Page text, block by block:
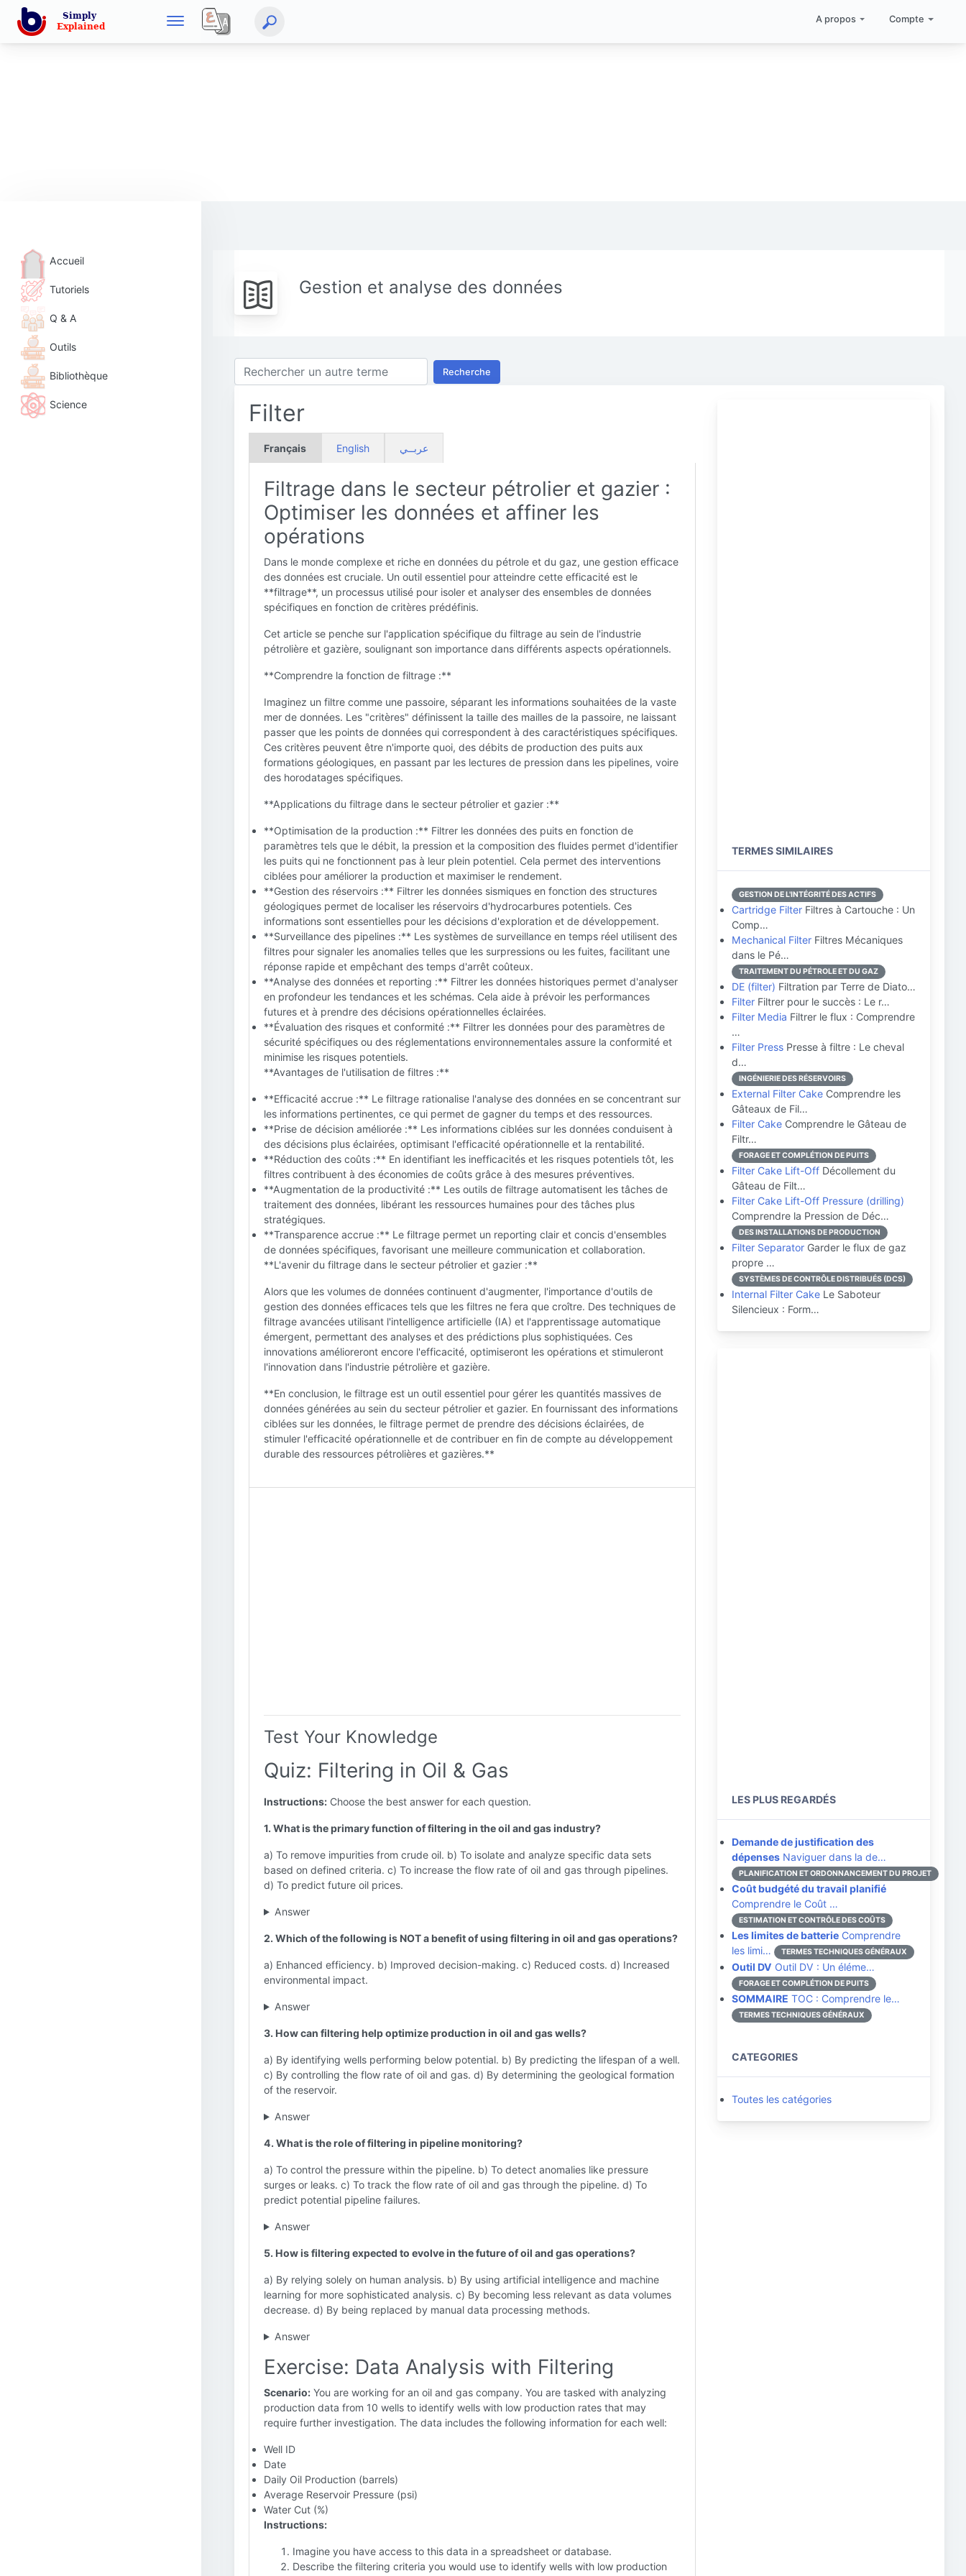
A propos Compte
Accueil
Tutoriels
Q & A
Outils
Bibliothèque
Science
Gestion et analyse des données
Recherche
Filter
Français English عربــي
Filtrage dans le secteur pétrolier et gazier :
Optimiser les données et affiner les
opérations
Dans le monde complexe et riche en données du pétrole et du gaz, une gestion efficace
des données est cruciale. Un outil essentiel pour atteindre cette efficacité est le
**filtrage**, un processus utilisé pour isoler et analyser des ensembles de données
spécifiques en fonction de critères prédéfinis.
Cet article se penche sur l'application spécifique du filtrage au sein de l'industrie
pétrolière et gazière, soulignant son importance dans différents aspects opérationnels.
**Comprendre la fonction de filtrage :**
Imaginez un filtre comme une passoire, séparant les informations souhaitées de la vaste
mer de données. Les "critères" définissent la taille des mailles de la passoire, ne laissant
passer que les points de données qui correspondent à des caractéristiques spécifiques.
Ces critères peuvent être n'importe quoi, des débits de production des puits aux
formations géologiques, en passant par les lectures de pression dans les pipelines, voire
des horodatages spécifiques.
**Applications du filtrage dans le secteur pétrolier et gazier :**
**Optimisation de la production :** Filtrer les données des puits en fonction de
paramètres tels que le débit, la pression et la composition des fluides permet d'identifier
les puits qui ne fonctionnent pas à leur plein potentiel. Cela permet des interventions
ciblées pour améliorer la production et maximiser le rendement.
**Gestion des réservoirs :** Filtrer les données sismiques en fonction des structures
géologiques permet de localiser les réservoirs d'hydrocarbures potentiels. Ces
informations sont essentielles pour les décisions d'exploration et de développement.
**Surveillance des pipelines :** Les systèmes de surveillance en temps réel utilisent des
filtres pour signaler les anomalies telles que les surpressions ou les fuites, facilitant une
réponse rapide et empêchant des temps d'arrêt coûteux.
**Analyse des données et reporting :** Filtrer les données historiques permet d'analyser
en profondeur les tendances et les schémas. Cela aide à prévoir les performances
futures et à prendre des décisions opérationnelles éclairées.
**Évaluation des risques et conformité :** Filtrer les données pour des paramètres de
sécurité spécifiques ou des réglementations environnementales assure la conformité et
minimise les risques potentiels.
**Avantages de l'utilisation de filtres :**
**Efficacité accrue :** Le filtrage rationalise l'analyse des données en se concentrant sur
les informations pertinentes, ce qui permet de gagner du temps et des ressources.
**Prise de décision améliorée :** Les informations ciblées sur les données conduisent à
des décisions plus éclairées, optimisant l'efficacité opérationnelle et la rentabilité.
**Réduction des coûts :** En identifiant les inefficacités et les risques potentiels tôt, les
filtres contribuent à des économies de coûts grâce à des mesures préventives.
**Augmentation de la productivité :** Les outils de filtrage automatisent les tâches de
traitement des données, libérant les ressources humaines pour des tâches plus
stratégiques.
**Transparence accrue :** Le filtrage permet un reporting clair et concis d'ensembles
de données spécifiques, favorisant une meilleure communication et collaboration.
**L'avenir du filtrage dans le secteur pétrolier et gazier :**
Alors que les volumes de données continuent d'augmenter, l'importance d'outils de
gestion des données efficaces tels que les filtres ne fera que croître. Des techniques de
filtrage avancées utilisant l'intelligence artificielle (IA) et l'apprentissage automatique
émergent, permettant des analyses et des prédictions plus sophistiquées. Ces
innovations amélioreront encore l'efficacité, optimiseront les opérations et stimuleront
l'innovation dans l'industrie pétrolière et gazière.
**En conclusion, le filtrage est un outil essentiel pour gérer les quantités massives de
données générées au sein du secteur pétrolier et gazier. En fournissant des informations
ciblées sur les données, le filtrage permet de prendre des décisions éclairées, de
stimuler l'efficacité opérationnelle et de contribuer en fin de compte au développement
durable des ressources pétrolières et gazières.**
Test Your Knowledge
Quiz: Filtering in Oil & Gas
Instructions: Choose the best answer for each question.
1. What is the primary function of filtering in the oil and gas industry?
a) To remove impurities from crude oil. b) To isolate and analyze specific data sets
based on defined criteria. c) To increase the flow rate of oil and gas through pipelines.
d) To predict future oil prices.
Answer
2. Which of the following is NOT a benefit of using filtering in oil and gas operations?
a) Enhanced efficiency. b) Improved decision-making. c) Reduced costs. d) Increased
environmental impact.
Answer
3. How can filtering help optimize production in oil and gas wells?
a) By identifying wells performing below potential. b) By predicting the lifespan of a well.
c) By controlling the flow rate of oil and gas. d) By determining the geological formation
of the reservoir.
Answer
4. What is the role of filtering in pipeline monitoring?
a) To control the pressure within the pipeline. b) To detect anomalies like pressure
surges or leaks. c) To track the flow rate of oil and gas through the pipeline. d) To
predict potential pipeline failures.
Answer
5. How is filtering expected to evolve in the future of oil and gas operations?
a) By relying solely on human analysis. b) By using artificial intelligence and machine
learning for more sophisticated analysis. c) By becoming less relevant as data volumes
decrease. d) By being replaced by manual data processing methods.
Answer
Exercise: Data Analysis with Filtering
Scenario: You are working for an oil and gas company. You are tasked with analyzing
production data from 10 wells to identify wells with low production rates that may
require further investigation. The data includes the following information for each well:
Well ID
Date
Daily Oil Production (barrels)
Average Reservoir Pressure (psi)
Water Cut (%)
Instructions:
Imagine you have access to this data in a spreadsheet or database.
Describe the filtering criteria you would use to identify wells with low production
TERMES SIMILAIRES
GESTION DE L'INTÉGRITÉ DES ACTIFS
Cartridge Filter Filtres à Cartouche : Un
Comp…
Mechanical Filter Filtres Mécaniques
dans le Pé…
TRAITEMENT DU PÉTROLE ET DU GAZ
DE (filter) Filtration par Terre de Diato…
Filter Filtrer pour le succès : Le r…
Filter Media Filtrer le flux : Comprendre
…
Filter Press Presse à filtre : Le cheval
d…
INGÉNIERIE DES RÉSERVOIRS
External Filter Cake Comprendre les
Gâteaux de Fil…
Filter Cake Comprendre le Gâteau de
Filtr…
FORAGE ET COMPLÉTION DE PUITS
Filter Cake Lift-Off Décollement du
Gâteau de Filt…
Filter Cake Lift-Off Pressure (drilling)
Comprendre la Pression de Déc…
DES INSTALLATIONS DE PRODUCTION
Filter Separator Garder le flux de gaz
propre …
SYSTÈMES DE CONTRÔLE DISTRIBUÉS (DCS)
Internal Filter Cake Le Saboteur
Silencieux : Form…
LES PLUS REGARDÉS
Demande de justification des
dépenses Naviguer dans la de…
PLANIFICATION ET ORDONNANCEMENT DU PROJET
Coût budgété du travail planifié
Comprendre le Coût …
ESTIMATION ET CONTRÔLE DES COÛTS
Les limites de batterie Comprendre
les limi…
TERMES TECHNIQUES GÉNÉRAUX
Outil DV Outil DV : Un éléme…
FORAGE ET COMPLÉTION DE PUITS
SOMMAIRE TOC : Comprendre le…
TERMES TECHNIQUES GÉNÉRAUX
CATEGORIES
Toutes les catégories